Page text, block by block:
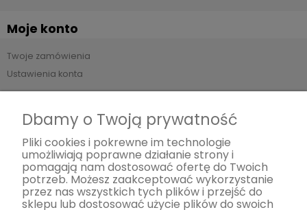
Moje konto
Twoje zamówienia
Ustawienia konta
Płatności i dostawa
Formy płatności
Czas i koszty dostawy
Informacje
Dbamy o Twoją prywatność
Pliki cookies i pokrewne im technologie
umożliwiają poprawne działanie strony i
pomagają nam dostosować ofertę do Twoich
potrzeb. Możesz zaakceptować wykorzystanie
przez nas wszystkich tych plików i przejść do
sklepu lub dostosować użycie plików do swoich